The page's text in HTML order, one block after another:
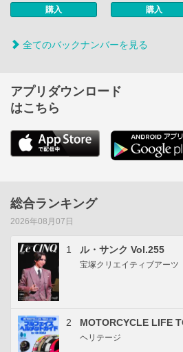
購入 購入
全てのバックナンバーを見る
アプリダウンロード
はこちら
総合ランキング
2026年08月07日
1 ル・サンク Vol.255
宝塚クリエイティブアーツ
2 MOTORCYCLE LIFE
ヘリテージ